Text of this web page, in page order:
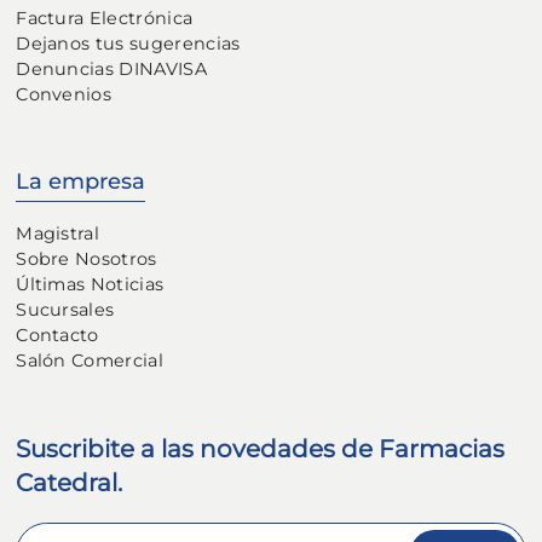
Factura Electrónica
Dejanos tus sugerencias
Denuncias DINAVISA
Convenios
La empresa
Magistral
Sobre Nosotros
Últimas Noticias
Sucursales
Contacto
Salón Comercial
Suscribite a las novedades de Farmacias
Catedral.